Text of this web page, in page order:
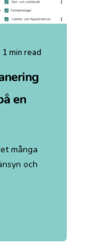
1 min read
en
många
och